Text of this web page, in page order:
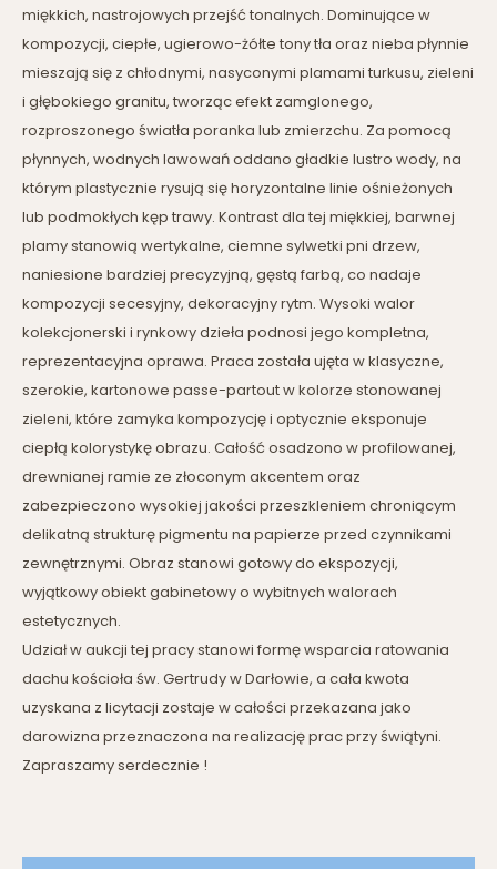
miękkich, nastrojowych przejść tonalnych. Dominujące w
kompozycji, ciepłe, ugierowo-żółte tony tła oraz nieba płynnie
mieszają się z chłodnymi, nasyconymi plamami turkusu, zieleni
i głębokiego granitu, tworząc efekt zamglonego,
rozproszonego światła poranka lub zmierzchu. Za pomocą
płynnych, wodnych lawowań oddano gładkie lustro wody, na
którym plastycznie rysują się horyzontalne linie ośnieżonych
lub podmokłych kęp trawy. Kontrast dla tej miękkiej, barwnej
plamy stanowią wertykalne, ciemne sylwetki pni drzew,
naniesione bardziej precyzyjną, gęstą farbą, co nadaje
kompozycji secesyjny, dekoracyjny rytm. Wysoki walor
kolekcjonerski i rynkowy dzieła podnosi jego kompletna,
reprezentacyjna oprawa. Praca została ujęta w klasyczne,
szerokie, kartonowe passe-partout w kolorze stonowanej
zieleni, które zamyka kompozycję i optycznie eksponuje
ciepłą kolorystykę obrazu. Całość osadzono w profilowanej,
drewnianej ramie ze złoconym akcentem oraz
zabezpieczono wysokiej jakości przeszkleniem chroniącym
delikatną strukturę pigmentu na papierze przed czynnikami
zewnętrznymi. Obraz stanowi gotowy do ekspozycji,
wyjątkowy obiekt gabinetowy o wybitnych walorach
estetycznych.
Udział w aukcji tej pracy stanowi formę wsparcia ratowania
dachu kościoła św. Gertrudy w Darłowie, a cała kwota
uzyskana z licytacji zostaje w całości przekazana jako
darowizna przeznaczona na realizację prac przy świątyni.
Zapraszamy serdecznie !